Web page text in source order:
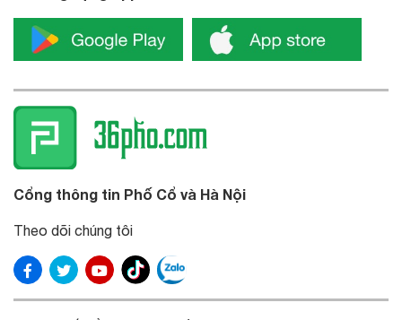
Cổng thông tin Phố Cổ và Hà Nội
Theo dõi chúng tôi